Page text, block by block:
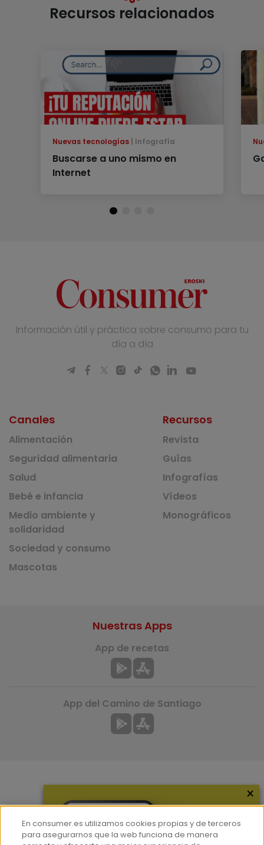
Recursos relacionados
Nuevas tecnologías Infografía
Buscarse a uno mismo en
Internet
Información útil y práctica sobre consumo para tu
día a día
Canales
Alimentación
Seguridad alimentaria
Salud
Bebé e infancia
Medio ambiente y
solidaridad
Sociedad y consumo
Mascotas
Recursos
Revista
Guías
Infografías
Vídeos
Monográficos
Hemeroteca
Nuestras Apps
App de recetas
App del Camino de Santiago
×
En consumer.es utilizamos cookies propias y de terceros
para asegurarnos que la web funciona de manera